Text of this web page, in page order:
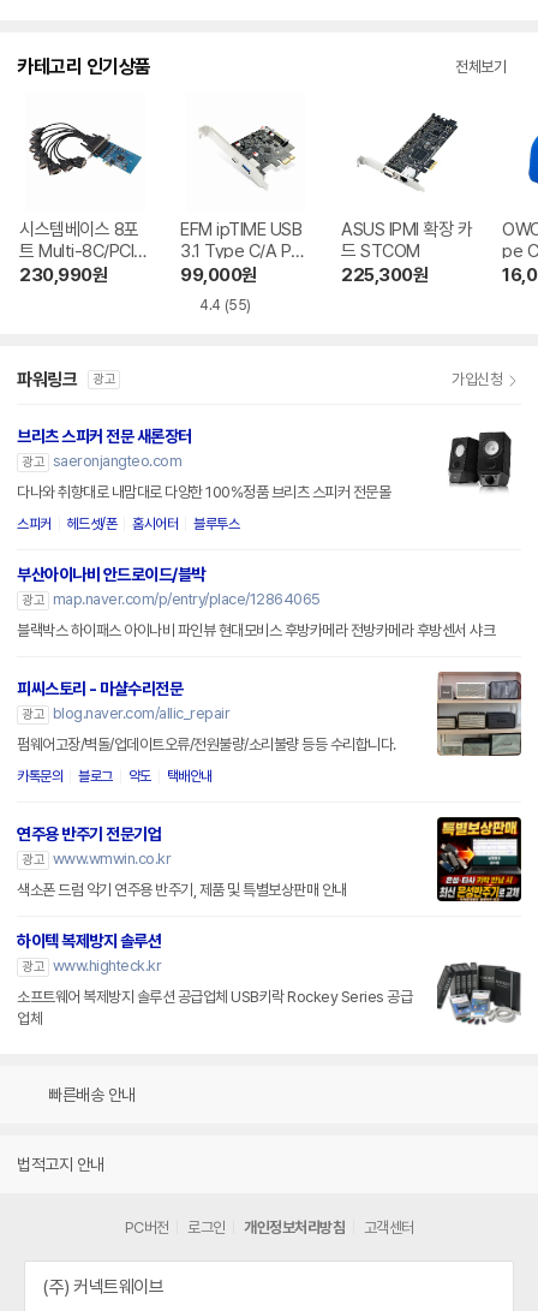
카테고리 인기상품 전체보기
시스템베이스 8포
트 Multi-8C/PCIe
232
230,990원
EFM ipTIME USB
3.1 Type C/A PCI
e 확장카드 (PX31
99,000원
4.4 (55)
ASUS IPMI 확장 카
드 STCOM
225,300원
pe
린
파워링크 광고 가입신청
브리츠 스피커 전문 새론장터
광고 saeronjangteo.com
다나와 취향대로 내맘대로 다양한 100%정품 브리츠 스피커 전문몰
스피커 헤드셋/폰 홈시어터 블루투스
부산아이나비 안드로이드/블박
광고
map.naver.com/p/entry/place/12864065
블랙박스 하이패스 아이나비 파인뷰 현대모비스 후방카메라 전방카메라 후방센서 샤크
피씨스토리 - 마샬수리전문
광고
blog.naver.com/allic_repair
펌웨어고장/벽돌/업데이트오류/전원불량/소리불량 등등 수리합니다.
카톡문의 블로그 약도 택배안내
연주용 반주기 전문기업
광고 www.wmwin.co.kr
색소폰 드럼 악기 연주용 반주기, 제품 및 특별보상판매 안내
하이텍 복제방지 솔루션
광고 www.highteck.kr
소프트웨어 복제방지 솔루션 공급업체 USB키락 Rockey Series 공급
업체
빠른배송 안내
법적고지 안내
PC버전 로그인 개인정보처리방침 고객센터
(주) 커넥트웨이브